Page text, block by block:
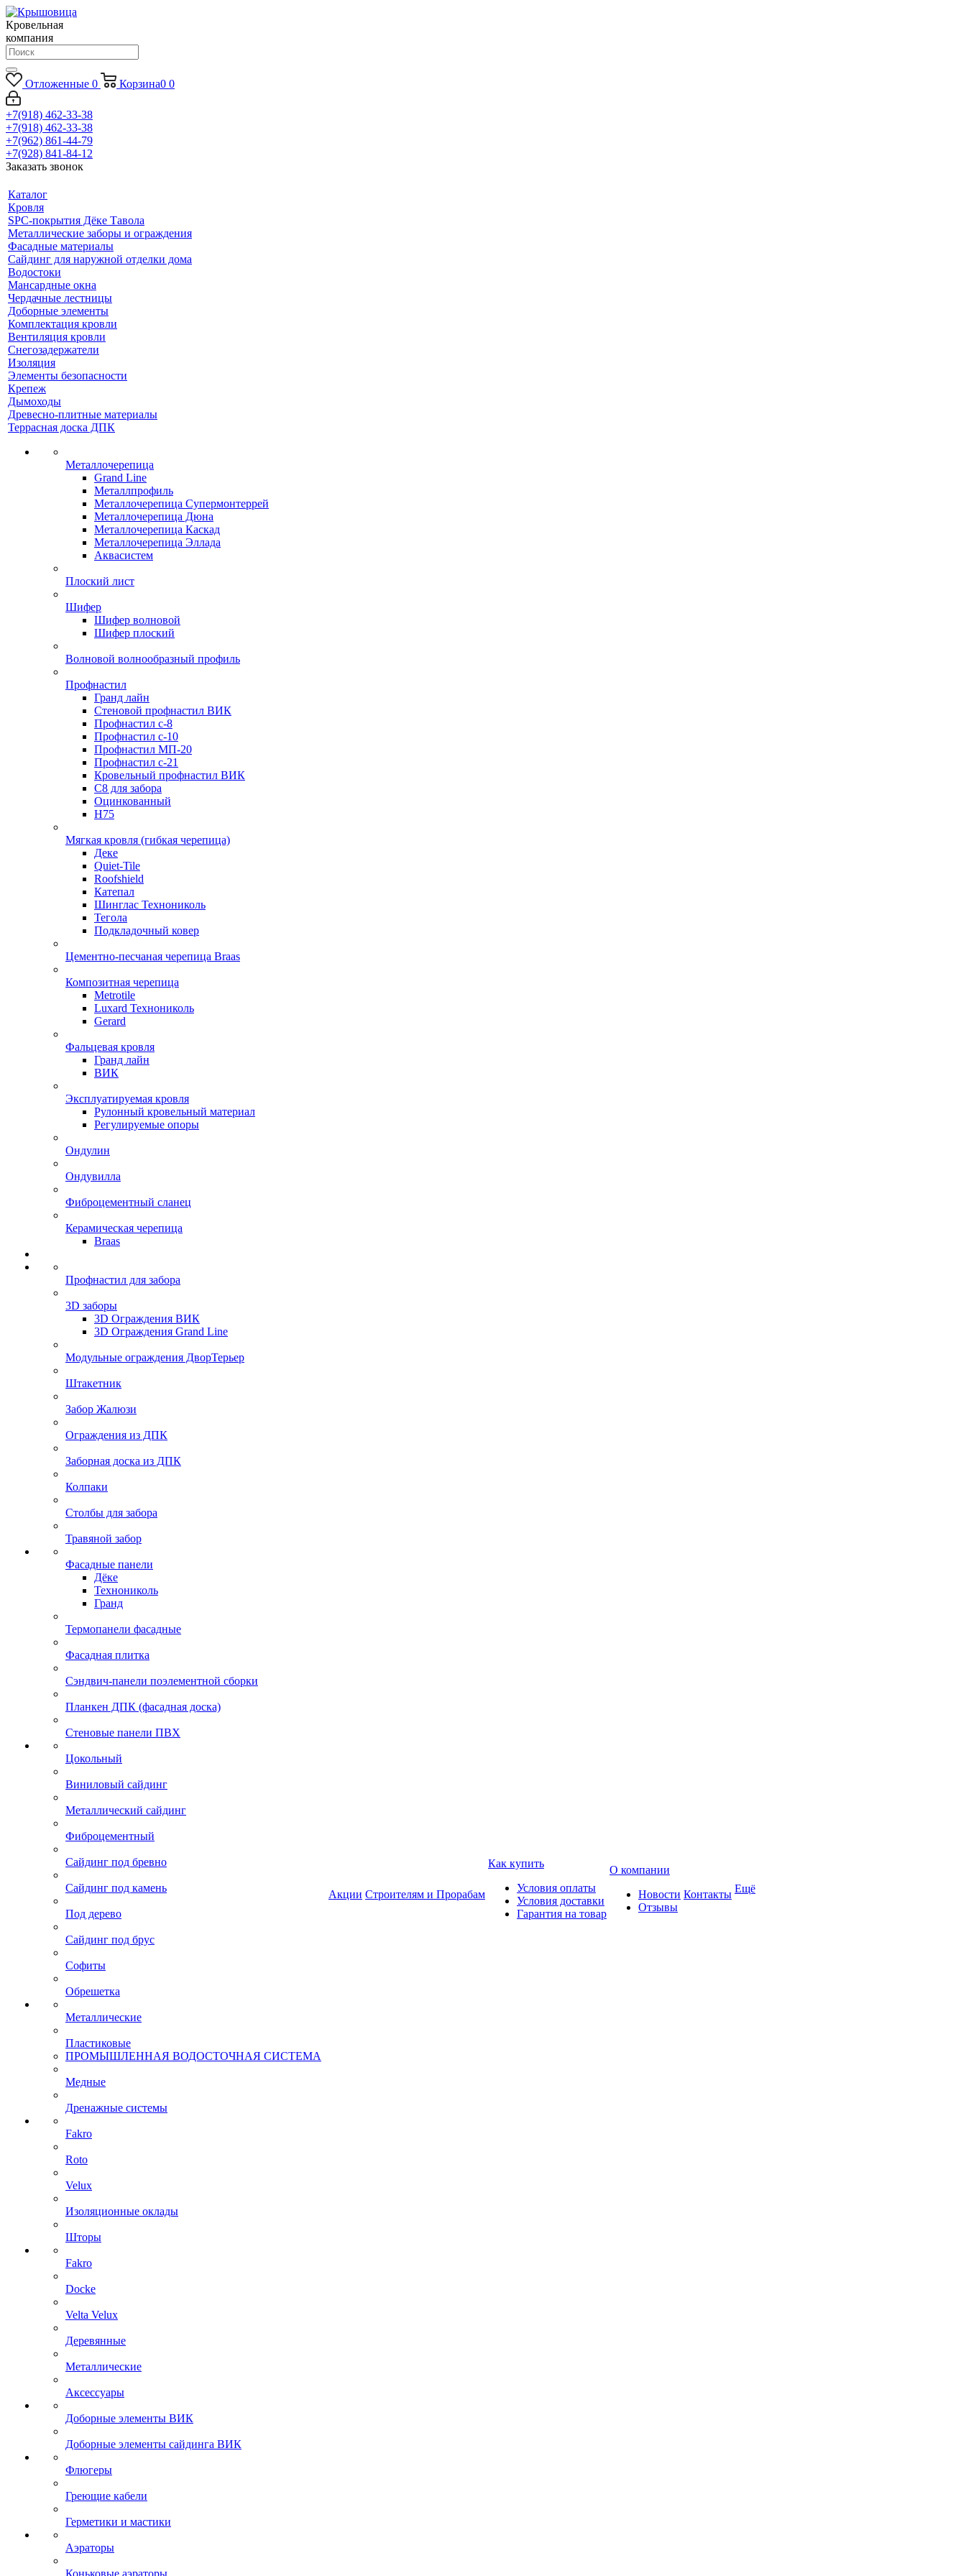
Кровельная
компания
Отложенные 0 Корзина0 0
+7(918) 462-33-38
+7(918) 462-33-38
+7(962) 861-44-79
+7(928) 841-84-12
Заказать звонок
Каталог
Кровля
SPC-покрытия Дёке Тавола
Металлические заборы и ограждения
Фасадные материалы
Сайдинг для наружной отделки дома
Водостоки
Мансардные окна
Чердачные лестницы
Доборные элементы
Комплектация кровли
Вентиляция кровли
Снегозадержатели
Изоляция
Элементы безопасности
Крепеж
Дымоходы
Древесно-плитные материалы
Террасная доска ДПК
Металлочерепица
Grand Line
Металлпрофиль
Металлочерепица Супермонтеррей
Металлочерепица Дюна
Металлочерепица Каскад
Металлочерепица Эллада
Аквасистем
Плоский лист
Шифер
Шифер волновой
Шифер плоский
Волновой волнообразный профиль
Профнастил
Гранд лайн
Стеновой профнастил ВИК
Профнастил с-8
Профнастил с-10
Профнастил МП-20
Профнастил с-21
Кровельный профнастил ВИК
С8 для забора
Оцинкованный
Н75
Мягкая кровля (гибкая черепица)
Деке
Quiet-Tile
Roofshield
Катепал
Шинглас Технониколь
Тегола
Подкладочный ковер
Цементно-песчаная черепица Braas
Композитная черепица
Metrotile
Luxard Технониколь
Gerard
Фальцевая кровля
Гранд лайн
ВИК
Эксплуатируемая кровля
Рулонный кровельный материал
Регулируемые опоры
Ондулин
Ондувилла
Фиброцементный сланец
Керамическая черепица
Braas
Профнастил для забора
3D заборы
3D Ограждения ВИК
3D Ограждения Grand Line
Модульные ограждения ДворТерьер
Штакетник
Забор Жалюзи
Ограждения из ДПК
Заборная доска из ДПК
Колпаки
Столбы для забора
Травяной забор
Фасадные панели
Дёке
Технониколь
Гранд
Термопанели фасадные
Фасадная плитка
Сэндвич-панели поэлементной сборки
Планкен ДПК (фасадная доска)
Стеновые панели ПВХ
Цокольный
Виниловый сайдинг
Металлический сайдинг
Фиброцементный
Сайдинг под бревно
Сайдинг под камень
Под дерево
Сайдинг под брус
Софиты
Обрешетка
Металлические
Пластиковые
ПРОМЫШЛЕННАЯ ВОДОСТОЧНАЯ СИСТЕМА
Медные
Дренажные системы
Fakro
Roto
Velux
Изоляционные оклады
Шторы
Fakro
Docke
Velta Velux
Деревянные
Металлические
Аксессуары
Доборные элементы ВИК
Доборные элементы сайдинга ВИК
Флюгеры
Греющие кабели
Герметики и мастики
Аэраторы
Коньковые аэраторы
Акции Строителям и Прорабам
Как купить
Условия оплаты
Условия доставки
Гарантия на товар
О компании
Новости
Отзывы
Контакты Ещё